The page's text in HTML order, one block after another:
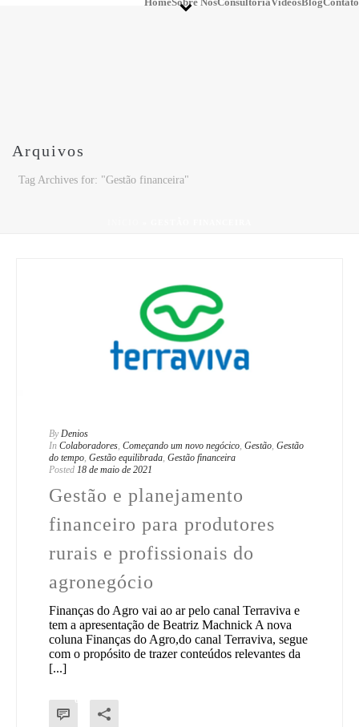
Arquivos
Tag Archives for: "Gestão financeira"
By Denios
In Colaboradores Começando um novo negócico Gestão Gestão
do tempo Gestão equilibrada Gestão financeira
Posted 18 de maio de 2021
Gestão e planejamento
financeiro para produtores
rurais e profissionais do
agronegócio
Finanças do Agro vai ao ar pelo canal Terraviva e
tem a apresentação de Beatriz Machnick A nova
coluna Finanças do Agro,do canal Terraviva, segue
com o propósito de trazer conteúdos relevantes da
[...]
0